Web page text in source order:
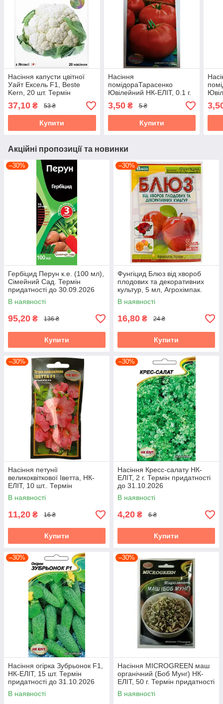
Насіння капусти цвітної
Уайт Ексель F1, Beste
Kern, 20 шт. Термін
придатності до 31.10.2026
37,10 ₴ 53 ₴
Купити
Насіння
помідораТарасенко
Ювілейний НК-ЕЛІТ, 0.1 г.
Термін придатності до
31.10.2026
3,50₴ 5 ₴
Купити
Акційні пропозиції та новинки
–30%
Гербіцид Перун к.е. (100 мл),
Сімейний Сад. Термін
придатності до 30.09.2026
В наявності
95,20 ₴ 136 ₴
Купити
–30%
Фунгіцид Блюз від хвороб
плодових та декоративних
культур, 5 мл, Агрохімпак.
Термін придатності до
04.08.2026
В наявності
16,80 ₴ 24 ₴
Купити
–30%
Насіння петунії
великоквіткової Іветта, НК-
ЕЛІТ, 10 шт.. Термін
придатності до 31.10.2026
В наявності
11,20 ₴ 16 ₴
Купити
–30%
Насіння Кресс-салату НК-
ЕЛІТ, 2 г. Термін придатності
до 31.10.2026
В наявності
4,20 ₴ 6 ₴
Купити
–30%
Насіння огірка Зубрьонок F1,
НК-ЕЛІТ, 15 шт. Термін
придатності до 31.10.2026
В наявності
–30%
Насіння MICROGREEN маш
органічний (Боб Мунг) НК-
ЕЛІТ, 50 г. Термін придатності
до 31.10.2026
В наявності